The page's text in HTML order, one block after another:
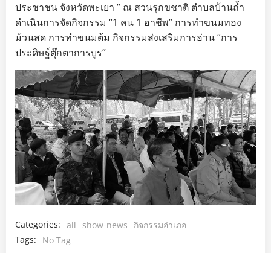
ประชาชน จังหวัดพะเยา ” ณ สวนรุกขชาติ ตำบลบ้านถ้ำ
ดำเนินการจัดกิจกรรม “1 คน 1 อาชีพ” การทำขนมทอง
ม้วนสด การทำขนมต้ม กิจกรรมส่งเสริมการอ่าน “การ
ประดิษฐ์ตุ๊กตาการบูร”
Categories: all show-news กิจกรรมอำเภอ
Tags:
No Tag